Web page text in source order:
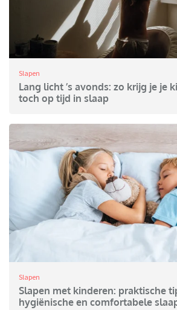
Slapen
Lang licht ’s avonds: zo krijg je je
toch op tijd in slaap
Slapen
Slapen met kinderen: praktische
hygiënische en comfortabele